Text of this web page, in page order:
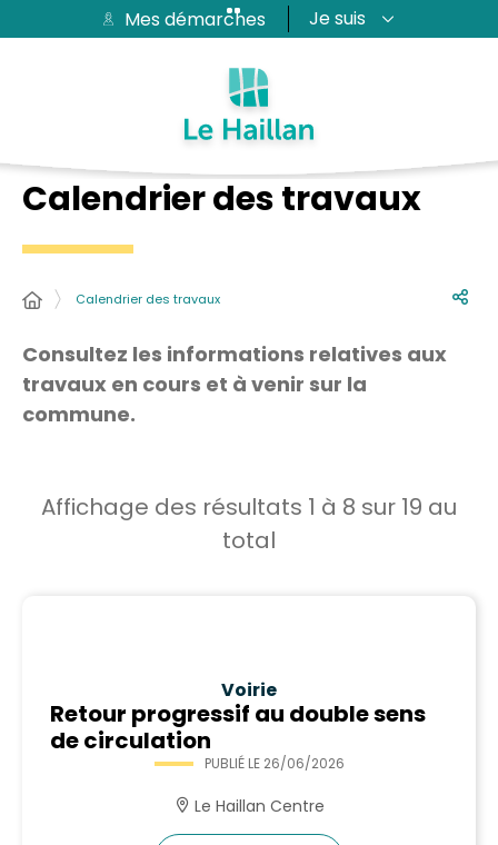
Aide et accessibilité
Passer au menu
Passer au contenuMes démarches Je suis
Calendrier des travaux
Calendrier des travaux
Consultez les informations relatives aux
travaux en cours et à venir sur la
commune.
Affichage des résultats 1 à 8 sur 19 au
total
Voirie
Retour progressif au double sens
de circulation
PUBLIÉ LE 26/06/2026
Le Haillan Centre